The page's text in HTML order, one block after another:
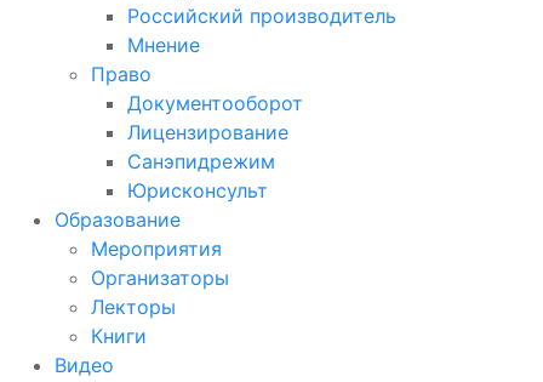
Российский производитель
Мнение
Право
Документооборот
Лицензирование
Санэпидрежим
Юрисконсульт
Образование
Мероприятия
Организаторы
Лекторы
Книги
Видео